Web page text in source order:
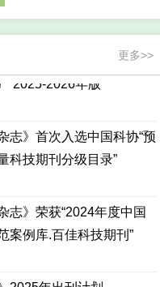
更多>>
志》继续入选“中国科学
2026年版
科技期刊分级目录”
案例库.百佳科技期刊”